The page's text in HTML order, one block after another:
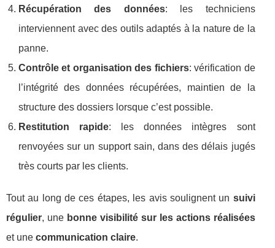
Récupération des données: les techniciens
interviennent avec des outils adaptés à la nature de la
panne.
Contrôle et organisation des fichiers: vérification de
l’intégrité des données récupérées, maintien de la
structure des dossiers lorsque c’est possible.
Restitution rapide: les données intègres sont
renvoyées sur un support sain, dans des délais jugés
très courts par les clients.
Tout au long de ces étapes, les avis soulignent un suivi
régulier, une bonne visibilité sur les actions réalisées
et une communication claire.